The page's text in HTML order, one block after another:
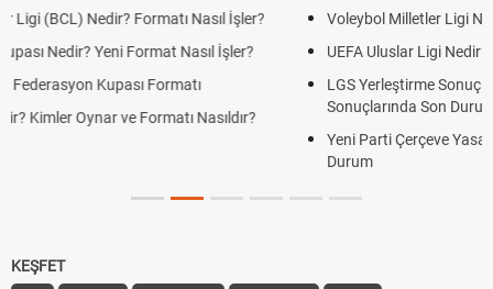
Voleybol Milletler Ligi Nedir? Formatı ve Puanlama Sistemi
UEFA Uluslar Ligi Nedir? Formatı ve Lig Sistemi Nasıl İşler?
LGS Yerleştirme Sonuçları Açıklandı mı? 2026 Lise Yerleştirme
Yeni Parti Çerçeve Yasaya İmza Attı mı? Çerçeve Yasa Son
KEŞFET